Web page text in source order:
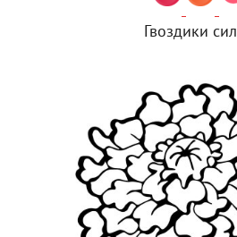
Гвоздики